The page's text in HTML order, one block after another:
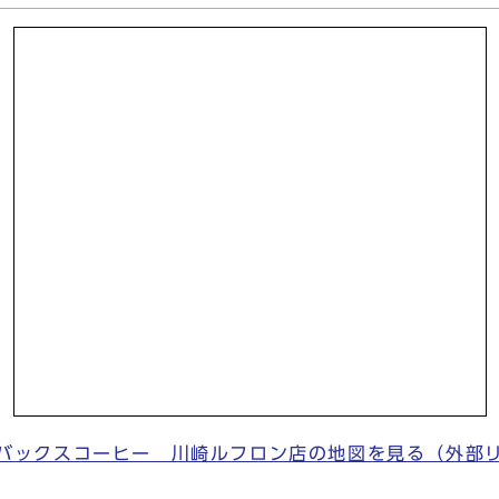
ックスコーヒー 川崎ルフロン店の地図を見る（外部